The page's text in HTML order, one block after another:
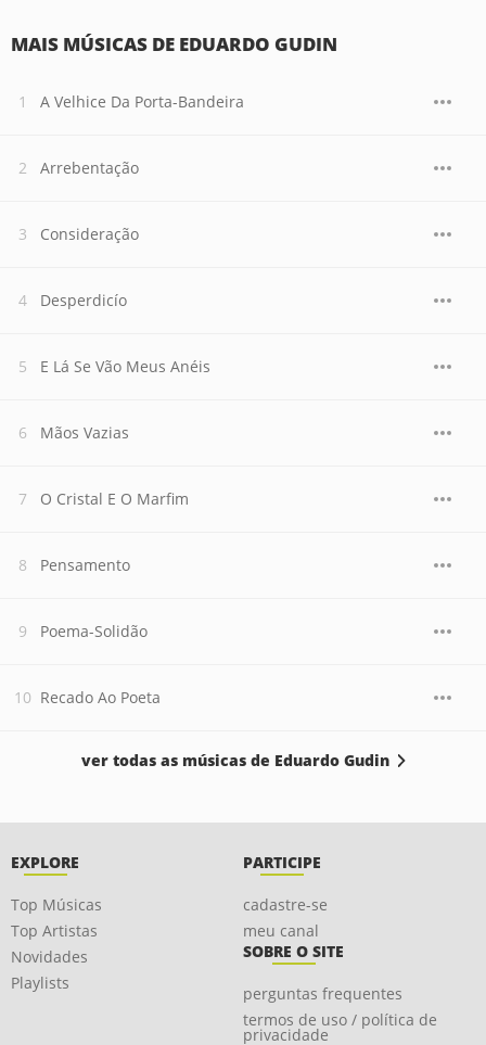
MAIS MÚSICAS DE EDUARDO GUDIN
A Velhice Da Porta-Bandeira
Arrebentação
Consideração
Desperdicío
E Lá Se Vão Meus Anéis
Mãos Vazias
O Cristal E O Marfim
Pensamento
Poema-Solidão
Recado Ao Poeta
ver todas as músicas de Eduardo Gudin
EXPLORE
Top Músicas
Top Artistas
Novidades
Playlists
PARTICIPE
cadastre-se
meu canal
SOBRE O SITE
perguntas frequentes
termos de uso / política de
privacidade